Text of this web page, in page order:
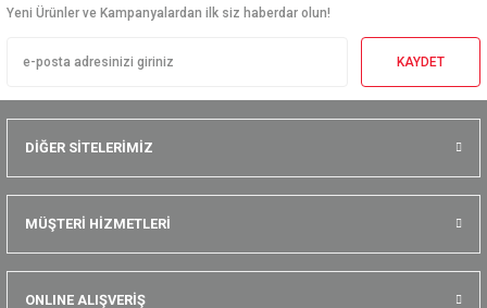
Yeni Ürünler ve Kampanyalardan ilk siz haberdar olun!
KAYDET
DİĞER SİTELERİMİZ
MÜŞTERİ HİZMETLERİ
ONLINE ALIŞVERİŞ